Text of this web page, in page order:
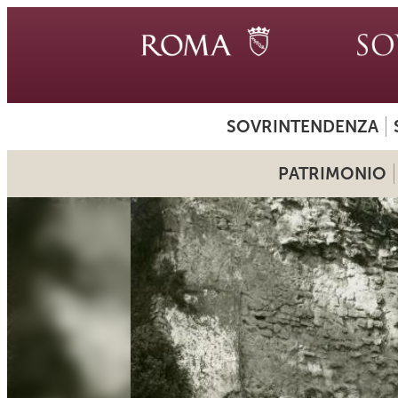
SOVRINTENDENZA
PATRIMONIO